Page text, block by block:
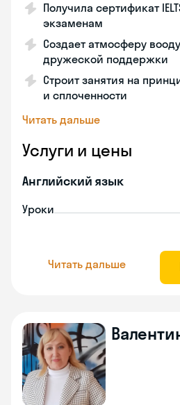
Получила сертификат
экзаменам
Создает атмосферу
дружеской поддержки
Строит занятия на
и сплоченности
Читать дальше
Услуги и цены
Английский язык
Уроки
Читать дальше